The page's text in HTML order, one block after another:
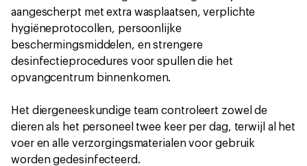
aangescherpt met extra wasplaatsen, verplichte
hygiëneprotocollen, persoonlijke
beschermingsmiddelen, en strengere
desinfectieprocedures voor spullen die het
opvangcentrum binnenkomen.
Het diergeneeskundige team controleert zowel de
dieren als het personeel twee keer per dag, terwijl al het
voer en alle verzorgingsmaterialen voor gebruik
worden gedesinfecteerd.